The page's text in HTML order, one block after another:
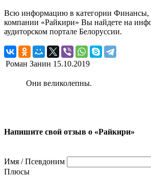
Всю информацию в категории Финансы,
компании «Райкири» Вы найдете на
аудиторском портале Белоруссии.
Роман Занин 15.10.2019
Они великолепны.
Напишите свой отзыв о «Райкири»
Имя / Псевдоним
Плюсы